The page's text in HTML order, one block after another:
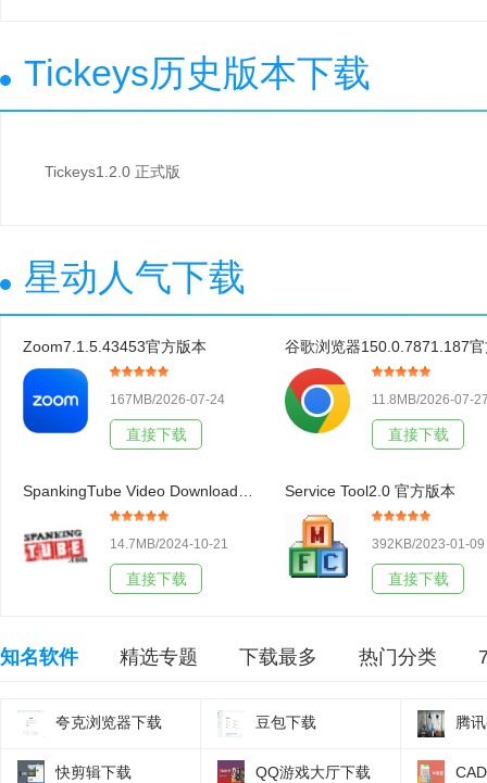
Tickeys历史版本下载
Tickeys1.2.0 正式版
星动人气下载
Zoom7.1.5.43453官方版本
167MB/2026-07-24
直接下载
11.8MB/2026-07-
直接下载
14.7MB/2024-10-21
直接下载
Service Tool2.0 官方版本
392KB/2023-01-09
直接下载
知名软件 精选专题 下载最多 热门分类
夸克浏览器下载 豆包下载 腾
快剪辑下载 QQ游戏大厅下载